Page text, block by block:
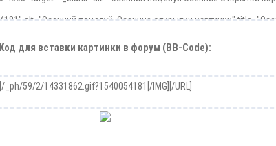
Код для вставки картинки в форум (BB-Code):